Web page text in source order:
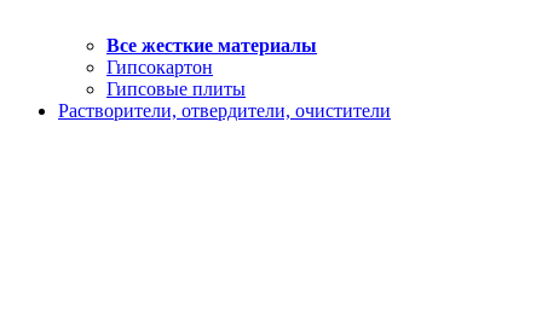
Все жесткие материалы
Гипсокартон
Гипсовые плиты
Растворители, отвердители, очистители